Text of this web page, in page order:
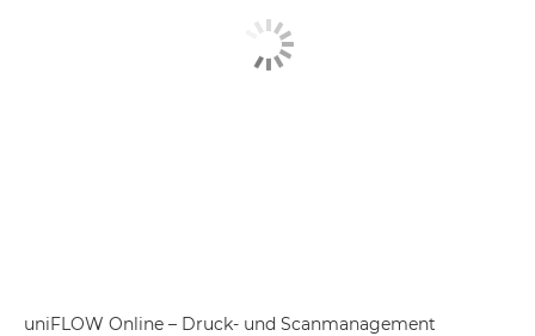
uniFLOW Online – Druck- und Scanmanagement